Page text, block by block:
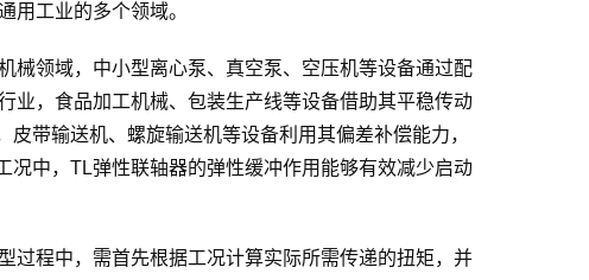
用工业的多个领域。
械领域，中小型离心泵、真空泵、空压机等设备通过配
业，食品加工机械、包装生产线等设备借助其平稳传动
带输送机、螺旋输送机等设备利用其偏差补偿能力，
中，TL弹性联轴器的弹性缓冲作用能够有效减少启动
过程中，需首先根据工况计算实际所需传递的扭矩，并